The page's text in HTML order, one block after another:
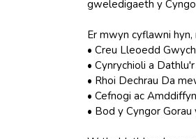
gweledigaeth y
Er mwyn cyflawni
• Creu Lleoedd
• Cynrychioli a
• Rhoi Dechrau Da
• Cefnogi ac
• Bod y Cyngor